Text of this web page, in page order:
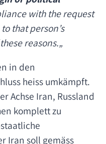
with the request
that person’s
reasons.„
in den
heiss umkämpft.
Achse Iran, Russland
komplett zu
Iran soll gemäss